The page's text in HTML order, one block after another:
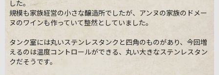
した。
規模も家族経営の小さな醸造所でしたが、アンヌの家族のドメー
ヌのワインも作っていて整然としていました。
タンク室には丸いステンレスタンクと四角のものがあり、今回増
えるのは温度コントロールができる、丸い大きなステンレスタン
クだそうです。